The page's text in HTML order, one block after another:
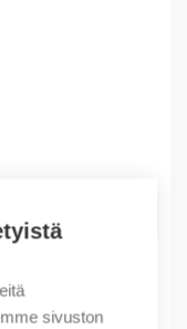
sivuston